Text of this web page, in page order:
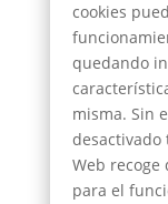
cookies
quedando
misma. Sin
desactivado
Web
para el